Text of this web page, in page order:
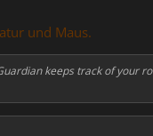
und Maus.
keeps track of your